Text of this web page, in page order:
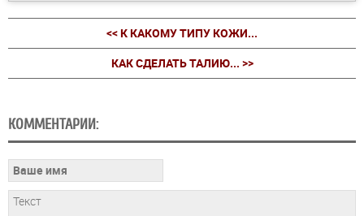
<< К КАКОМУ ТИПУ КОЖИ...
КАК СДЕЛАТЬ ТАЛИЮ... >>
КОММЕНТАРИИ: